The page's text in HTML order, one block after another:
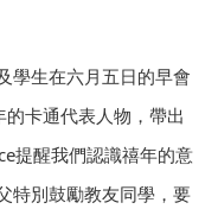
學生在六月五日的早會
卡通代表人物，帶出
提醒我們認識禧年的意
特別鼓勵教友同學，要